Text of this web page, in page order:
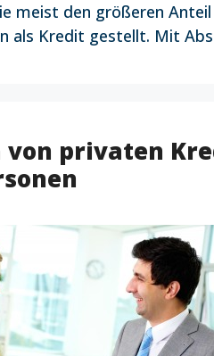
meist den größeren
als Kredit gestellt. Mit
von privaten